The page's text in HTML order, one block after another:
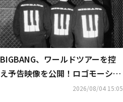
BIGBANG、ワールドツアーを控
え予告映像を公開！ロゴモーショ
ンの意味・世界観に注目2026/08/04 15:05